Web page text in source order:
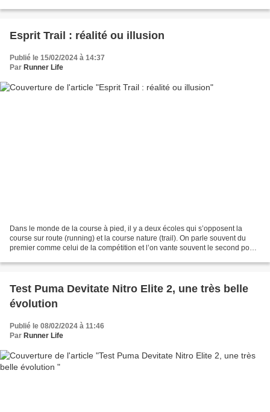
Esprit Trail : réalité ou illusion
Publié le 15/02/2024 à 14:37
Par Runner Life
Dans le monde de la course à pied, il y a deux écoles qui s’opposent la
course sur route (running) et la course nature (trail). On parle souvent du
premier comme celui de la compétition et l’on vante souvent le second pour
Test Puma Devitate Nitro Elite 2, une très belle
évolution
Publié le 08/02/2024 à 11:46
Par Runner Life